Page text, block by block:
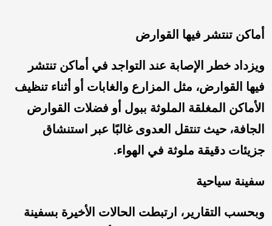
أماكن تنتشر فيها القوارض
ويزداد خطر الإصابة عند التواجد في أماكن تنتشر
فيها القوارض، مثل المزارع والغابات أو أثناء تنظيف
الأماكن المغلقة الملوثة ببول أو فضلات القوارض
الجافة، حيث تنتقل العدوى غالبًا عبر استنشاق
جزيئات دقيقة ملوثة في الهواء.
سفينة سياحية
وبحسب التقارير، ارتبطت الحالات الأخيرة بسفينة